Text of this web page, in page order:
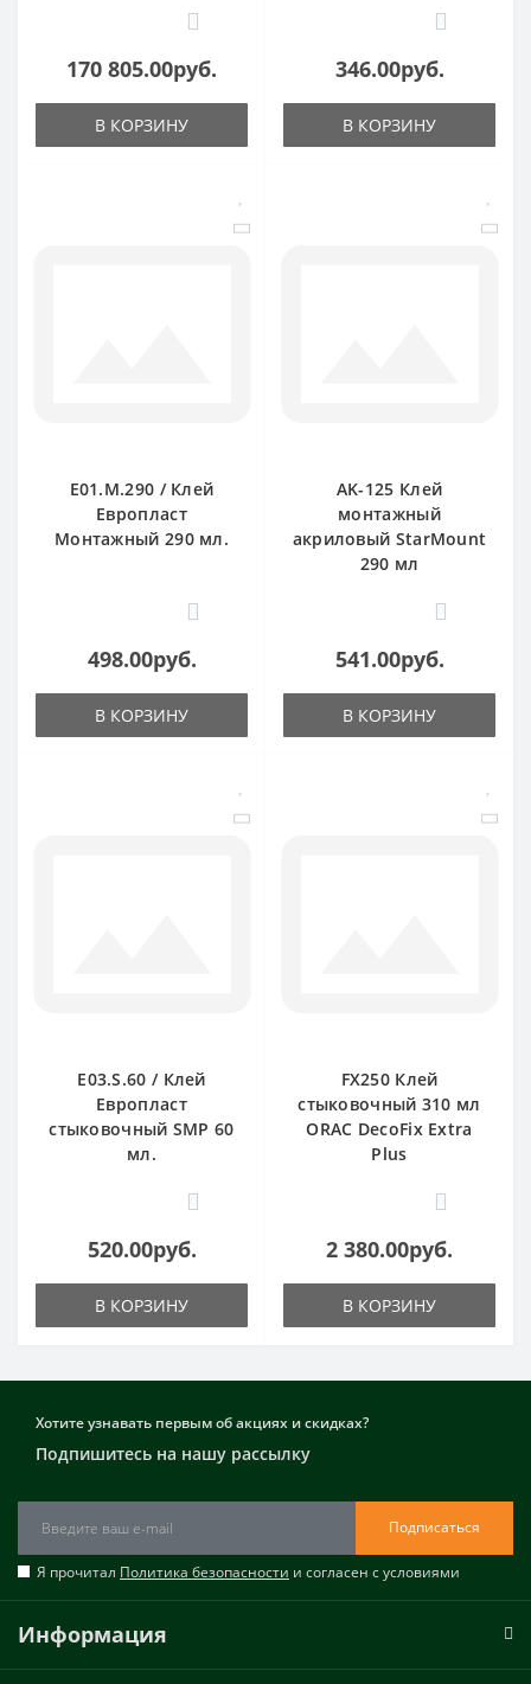
1
170 805.00руб.
В КОРЗИНУ
0
346.00руб.
В КОРЗИНУ
E01.M.290 / Клей
Европласт
Монтажный 290 мл.
0
498.00руб.
В КОРЗИНУ
AK-125 Клей
монтажный
акриловый StarMount
290 мл
0
541.00руб.
В КОРЗИНУ
E03.S.60 / Клей
Европласт
стыковочный SMP 60
мл.
0
520.00руб.
В КОРЗИНУ
FX250 Клей
стыковочный 310 мл
ORAC DecoFix Extra
Plus
0
2 380.00руб.
В КОРЗИНУ
Хотите узнавать первым об акциях и скидках?
Подпишитесь на нашу рассылку
Подписаться
Я прочитал Политика безопасности и согласен с условиями
Информация